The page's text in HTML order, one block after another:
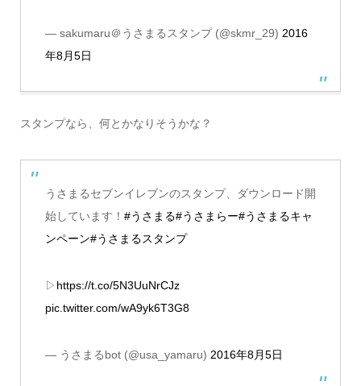
— sakumaru＠うさまるスタンプ (@skmr_29) 2016
年8月5日
スタンプなら、何とかなりそうかな？
うさまるセブンイレブンのスタンプ、ダウンロード開
始しています！ #うさまる#うさまらー#うさまるキャ
ンペーン#うさまるスタンプ
▷ https://t.co/5N3UuNrCJz
pic.twitter.com/wA9yk6T3G8
— うさまるbot (@usa_yamaru) 2016年8月5日